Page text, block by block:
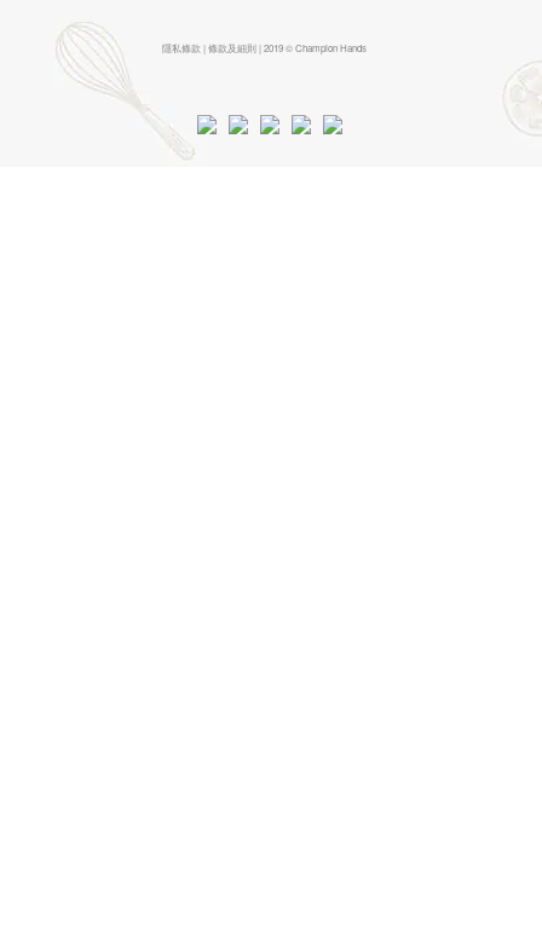
隱私條款 | 條款及細則 | 2019 © Champion Hands